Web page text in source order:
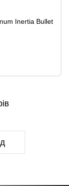
Inertia Bullet